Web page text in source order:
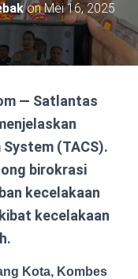
onMei 16, 2025
— Satlantas
(TACS).
birokrasi
kecelakaan
kecelakaan
Kota, Kombes